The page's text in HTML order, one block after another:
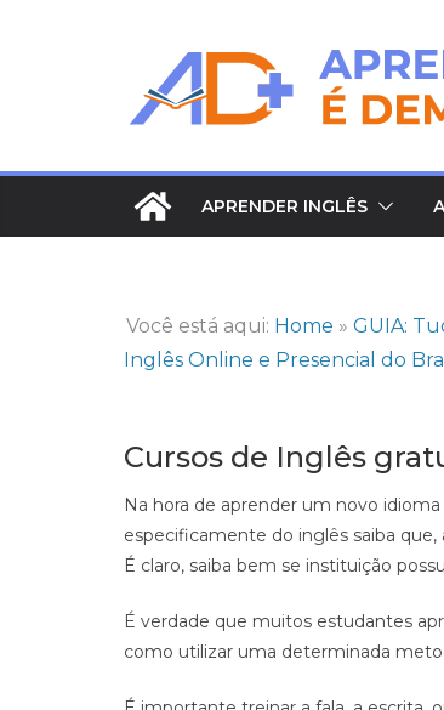
APRENDER INGLÊS
Você está aqui: Home » GUIA:
Inglês Online e Presencial do
Cursos de Inglês
Na hora de aprender um novo
especificamente do inglês saiba
É claro, saiba bem se instituição
É verdade que muitos estudantes
como utilizar uma determinada